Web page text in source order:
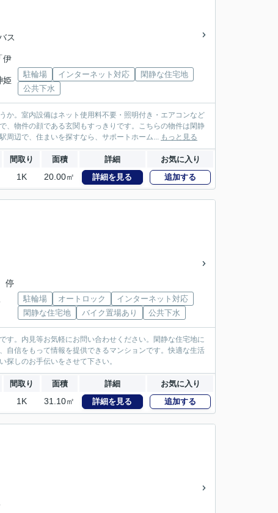
ス
伊
姫
駐輪場 インターネット対応
閑静な住宅地
公共下水
か。室内設備はネット使用料不要・照明付き・エアコンなど
、物件の顔である玄関もすっきりです。こちらの物件は閑静
周辺で、住まいを探すなら、サポートホーム... もっと見る
間取り 面積 詳細 お気に入り
1K 20.00㎡ 詳細を見る 追加する
停
駐輪場 オートロック
インターネット対応
閑静な住宅地
バイク置場あり 公共下水
す。内見等お気軽にお問い合わせください。閑静な住宅地に
自信をもって情報を提供できるマンションです。快適な生活
しのお手伝いをさせて下さい。
間取り 面積 詳細 お気に入り
1K 31.10㎡ 詳細を見る 追加する